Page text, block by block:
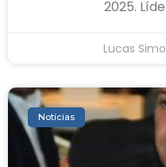
2025.
Lucas
Notícias